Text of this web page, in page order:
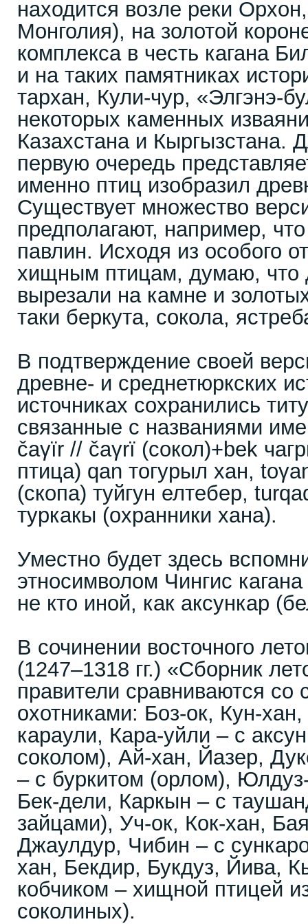
находится возле реки
Монголия), на золотой
комплекса в честь кагана
и на таких памятниках
тархан, Кули-чур, «Элгэнэ-
некоторых каменных
Казахстана и Кыргызстана.
первую очередь
именно птиц изобразил
Существует множество
предполагают, например,
павлин. Исходя из особого
хищным птицам, думаю, что
вырезали на камне и
таки беркута, сокола,
В подтверждение своей
древне- и среднетюркских
источниках сохранились
связанные с названиями
čaγïr // čaγrï (сокол)+bek
птица) qan тогурыл хан,
(скопа) туйгун елтебер,
туркакы (охранники хана).
Уместно будет здесь
этносимволом Чингис
не кто иной, как аксункар
В сочинении восточного
(1247–1318 гг.) «Сборник
правители сравниваются
охотниками: Боз-ок, Кун-
караули, Кара-уйли – с
соколом), Ай-хан, Йазер,
– с буркитом (орлом),
Бек-дели, Каркын – с
зайцами), Уч-ок, Кок-хан,
Джаулдур, Чибин – с
хан, Бекдир, Букдуз, Йива,
кобчиком – хищной птицей
соколиных).